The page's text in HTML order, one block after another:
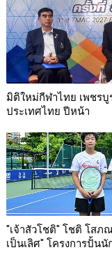
มิติใหม่กีฬาไทย เพชร
ประเทศไทย ปีหน้า
"เจ้าสัวโชติ" โชติ โสภ
เป็นเลิศ" โครงการปั้น